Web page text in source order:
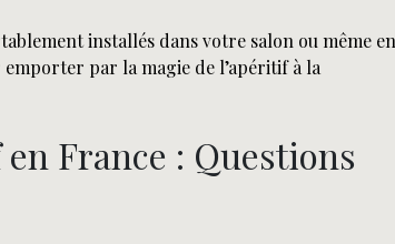
installés dans votre salon ou même en
par la magie de l’apéritif à la
France : Questions